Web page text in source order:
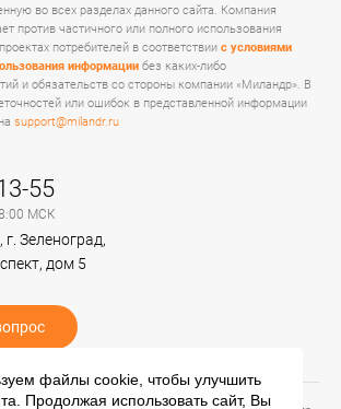
во всех разделах данного сайта. Компания
против частичного или полного использования
потребителей в соответствии с условиями
информации без каких-либо
и обязательств со стороны компании «Миландр». В
или ошибок в представленной информации
support@milandr.ru
55
МСК
Зеленоград,
дом 5
файлы cookie, чтобы улучшить
Продолжая использовать сайт, Вы